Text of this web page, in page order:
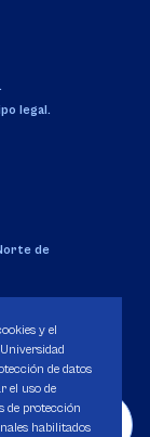
legal.
de
. y el
de datos
el uso de
de protección
habilitados